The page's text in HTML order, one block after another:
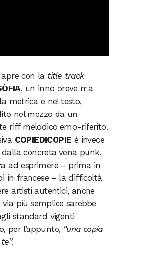
apre con la title track
, un inno breve ma
metrica e nel testo,
nel mezzo da un
riff melodico emo-riferito.
COPIEDICOPIE è invece
concreta vena punk.
ad esprimere – prima in
in francese – la difficoltà
artisti autentici, anche
più semplice sarebbe
standard vigenti
per l’appunto, “una copia
.